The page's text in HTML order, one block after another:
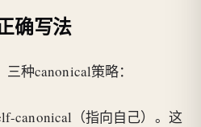
确写法
种canonical策略：
canonical（指向自己）。这